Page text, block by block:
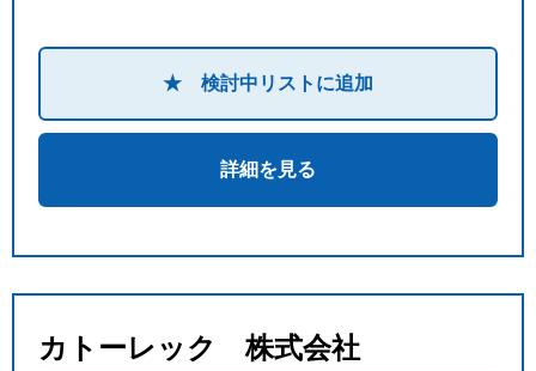
★ 検討中リストに追加
詳細を見る
カトーレック 株式会社